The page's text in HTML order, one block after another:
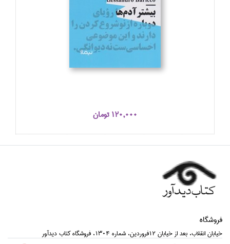
120,000 تومان
فروشگاه
خيابان انقلاب، بعد از خيابان 12فروردين، شماره 1304، فروشگاه كتاب ديدآور